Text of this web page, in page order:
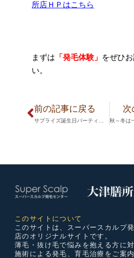
所店ＨＰはこちら
まずは 「発毛体験」 をぜひ
い。
前の記事に戻る 次
このサイトについて
このサイトは、スーパースカルプ
店のオリジナルサイトです。
薄毛・抜け毛で悩みを抱える方に
施術による発毛、育毛治療をご案